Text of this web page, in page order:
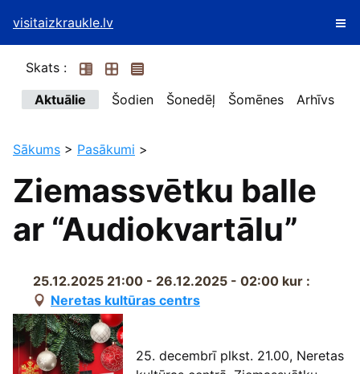
visitaizkraukle.lv
Skats :
Aktuālie
Šodien Šonedēļ Šomēnes Arhīvs
Sākums > Pasākumi >
Ziemassvētku balle
ar “Audiokvartālu”
25.12.2025 21:00 - 26.12.2025 - 02:00 kur :
Neretas kultūras centrs
25. decembrī plkst. 21.00, Neretas